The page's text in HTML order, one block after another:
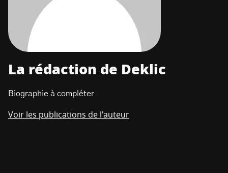
La rédaction de Deklic
Biographie à compléter
Voir les publications de l'auteur